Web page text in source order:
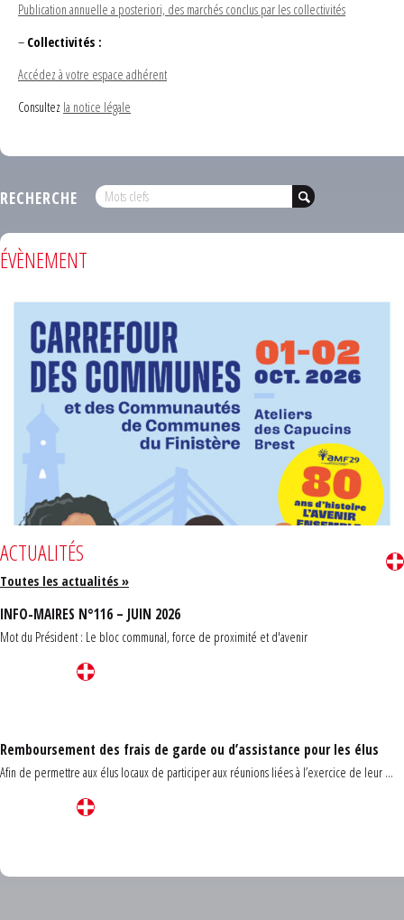
Publication annuelle a posteriori, des marchés conclus par les collectivités
– Collectivités :
Accédez à votre espace adhérent
Consultez la notice légale
RECHERCHE
ÉVÈNEMENT
ACTUALITÉS
Toutes les actualités »
INFO-MAIRES N°116 – JUIN 2026
Mot du Président : Le bloc communal, force de proximité et d'avenir
Remboursement des frais de garde ou d’assistance pour les élus
Afin de permettre aux élus locaux de participer aux réunions liées à l’exercice de leur ...